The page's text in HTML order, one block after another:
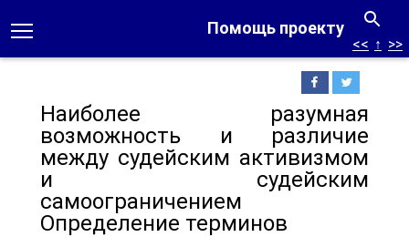
Помощь проекту
<< ↑ >>
Наиболее разумная
возможность и различие
между судейским активизмом
и судейским
самоограничением
Определение терминов